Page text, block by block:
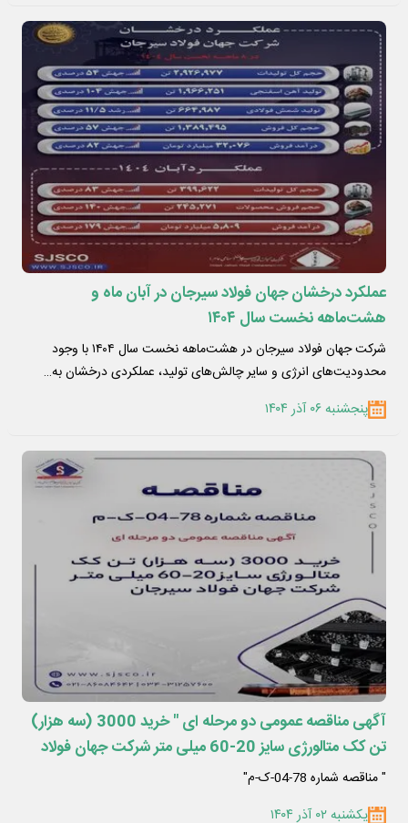
عملکرد درخشان جهان فولاد سیرجان در آبان ماه و
هشت‌ماهه نخست سال ۱۴۰۴
شرکت جهان فولاد سیرجان در هشت‌ماهه نخست سال ۱۴۰۴ با وجود
محدودیت‌های انرژی و سایر چالش‌های تولید، عملکردی درخشان به…
پنجشنبه ۰۶ آذر ۱۴۰۴
آگهی مناقصه عمومی دو مرحله ای " خرید 3000 (سه هزار)
تن کک متالورژی سایز 20-60 میلی متر شرکت جهان فولاد
سیرجان"
" مناقصه شماره 78-04-ک-م"
یکشنبه ۰۲ آذر ۱۴۰۴